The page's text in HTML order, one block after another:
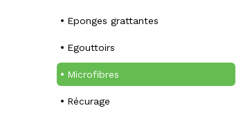
Eponges grattantes
Egouttoirs
Microfibres
Récurage